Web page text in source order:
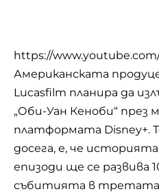
https://
Американската
Lucasfilm планира да
„Оби-Уан Кеноби“ през
платформата Disney+.
досега, е, че
епизоди ще се развива
събитията в третата